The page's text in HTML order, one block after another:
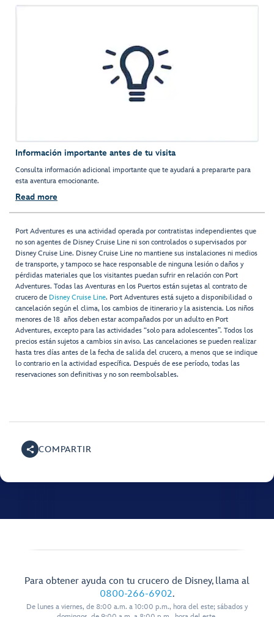
Información importante antes de tu visita
Consulta información adicional importante que te ayudará a prepararte para
esta aventura emocionante.
Read more
Port Adventures es una actividad operada por contratistas independientes que
no son agentes de Disney Cruise Line ni son controlados o supervisados por
Disney Cruise Line. Disney Cruise Line no mantiene sus instalaciones ni medios
de transporte, y tampoco se hace responsable de ninguna lesión o daños y
pérdidas materiales que los visitantes puedan sufrir en relación con Port
Adventures. Todas las Aventuras en los Puertos están sujetas al contrato de
crucero de Disney Cruise Line. Port Adventures está sujeto a disponibilidad o
cancelación según el clima, los cambios de itinerario y la asistencia. Los niños
menores de 18 años deben estar acompañados por un adulto en Port
Adventures, excepto para las actividades “solo para adolescentes”. Todos los
precios están sujetos a cambios sin aviso. Las cancelaciones se pueden realizar
hasta tres días antes de la fecha de salida del crucero, a menos que se indique
lo contrario en la actividad específica. Después de ese período, todas las
reservaciones son definitivas y no son reembolsables.
COMPARTIR
Para obtener ayuda con tu crucero de Disney, llama al
0800-266-6902.
De lunes a viernes, de 8:00 a.m. a 10:00 p.m., hora del este; sábados y